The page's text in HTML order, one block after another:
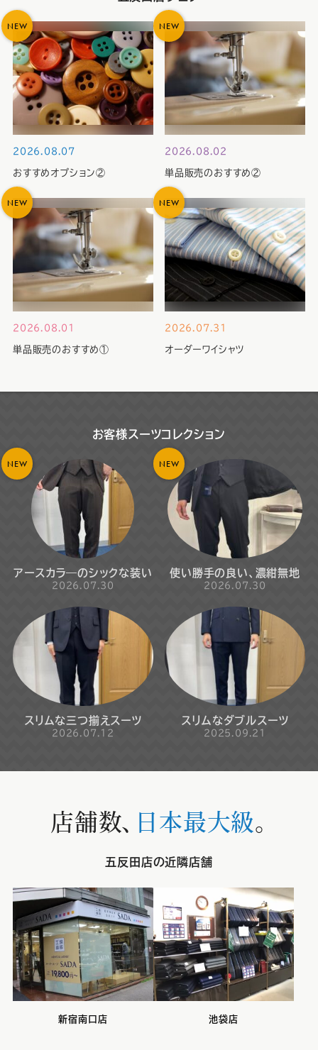
2026.08.07
おすすめオプション②
NEW
2026.08.02
単品販売のおすすめ②
NEW
2026.08.01
単品販売のおすすめ①
NEW
2026.07.31
オーダーワイシャツ
NEW
お客様スーツコレクション
アースカラ―のシックな装い
2026.07.30
NEW
使い勝手の良い、濃紺無地
2026.07.30
NEW
スリムな三つ揃えスーツ
2026.07.12
スリムなダブルスーツ
2025.09.21
店舗数、 日本最大級。
五反田店の近隣店舗
新宿南口店 池袋店